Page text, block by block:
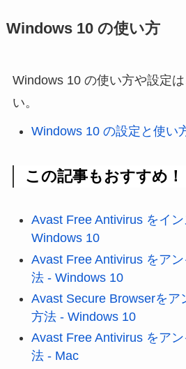
Windows 10 の使い方
Windows 10 の使い方や設定
い。
Windows 10 の設定と使い
この記事もおすすめ！
Avast Free Antivirus をイ
Windows 10
Avast Free Antivirus をア
法 - Windows 10
Avast Secure Browserをア
方法 - Windows 10
Avast Free Antivirus をア
法 - Mac